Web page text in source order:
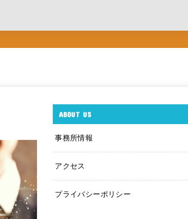
ABOUT US
事務所情報
アクセス
プライバシーポリシー